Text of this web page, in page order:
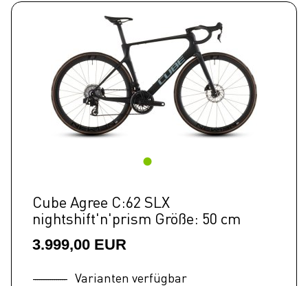
Cube Agree C:62 SLX
nightshift'n'prism Größe: 50 cm
3.999,00 EUR
Varianten verfügbar